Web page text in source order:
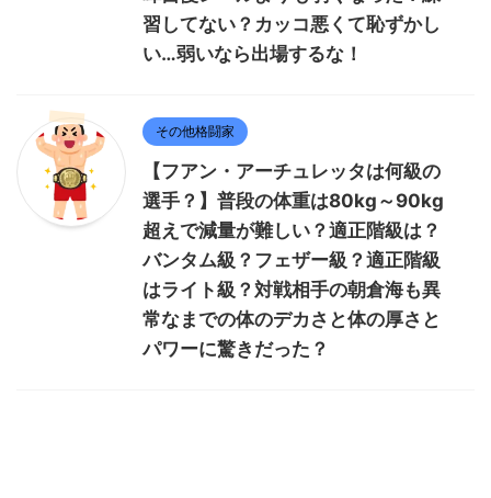
習してない？カッコ悪くて恥ずかし
い…弱いなら出場するな！
その他格闘家
【フアン・アーチュレッタは何級の
選手？】普段の体重は80kg～90kg
超えで減量が難しい？適正階級は？
バンタム級？フェザー級？適正階級
はライト級？対戦相手の朝倉海も異
常なまでの体のデカさと体の厚さと
パワーに驚きだった？